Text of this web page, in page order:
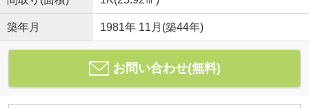
築年月 1981年 11月(築44年)
お問い合わせ(無料)